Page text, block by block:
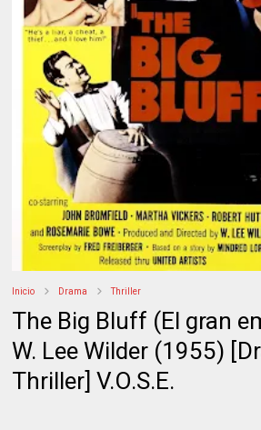
Inicio Drama Thriller
The Big Bluff (El gran
W. Lee Wilder (1955)
Thriller] V.O.S.E.